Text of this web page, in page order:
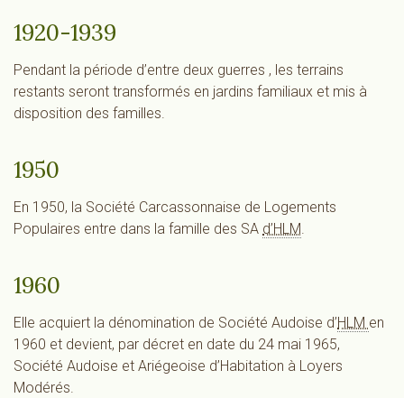
1920-1939
Pendant la période d’entre deux guerres , les terrains
restants seront transformés en jardins familiaux et mis à
disposition des familles.
1950
En 1950, la Société Carcassonnaise de Logements
Populaires entre dans la famille des SA d’HLM.
1960
Elle acquiert la dénomination de Société Audoise d’HLM en
1960 et devient, par décret en date du 24 mai 1965,
Société Audoise et Ariégeoise d’Habitation à Loyers
Modérés.